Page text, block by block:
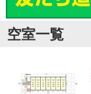
空室一覧